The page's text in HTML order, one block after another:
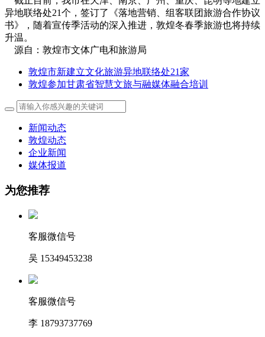
异地联络处21个，签订了《落地营销、组客联团旅游合作协议
书》，随着宣传季活动的深入推进，敦煌冬春季旅游也将持续
升温。
源自：敦煌市文体广电和旅游局
敦煌市新建立文化旅游异地联络处21家
敦煌参加甘肃省智慧文旅与融媒体融合培训
新闻动态
敦煌动态
企业新闻
媒体报道
为您推荐
客服微信号
吴 15349453238
客服微信号
李 18793737769